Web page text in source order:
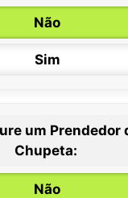
Não
Sim
0 / 6 meses
6 / 36 meses
um Prendedor
Chupeta:
Não